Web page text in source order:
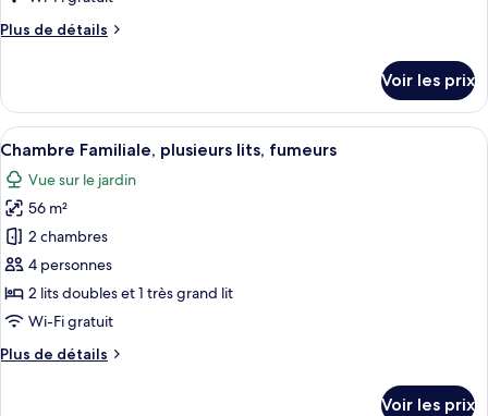
vue
piscine
chambre :
3
lits
une
place,
vue
piscine
Plus de détails
Plus
le
type
de
Chambre
Deluxe,
lits
une
place,
vue
piscine
Voir les prix
Afficher
toutes
les
photos
pour
ce
type
de
chambre :
Chambre
Une chambre d’hôtel avec un
14
Chambre Familiale, plusieurs lits, fumeurs
Vue sur le jardin
56 m²
2 chambres
4 personnes
2 lits doubles et 1 très grand lit
Wi-Fi gratuit
Plus de détails
Plus
Voir les prix